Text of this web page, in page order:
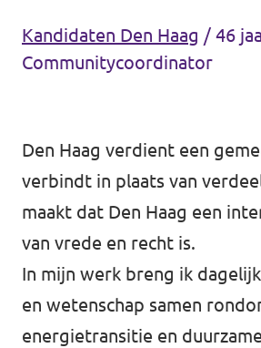
Wassenaar
Afdelingsbesturen
Bestuur Haag- en Rijnland
Vacatures
Kandidaten Den Haag / 46
Communitycoordinator
Den Haag verdient een
verbindt in plaats van
maakt dat Den Haag een
van vrede en recht is.
In mijn werk breng ik
en wetenschap samen
energietransitie en